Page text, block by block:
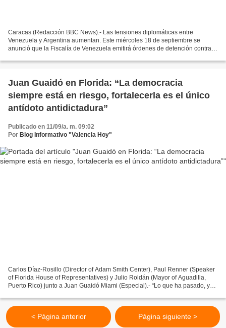
Caracas (Redacción BBC News).- Las tensiones diplomáticas entre
Venezuela y Argentina aumentan. Este miércoles 18 de septiembre se
anunció que la Fiscalía de Venezuela emitirá órdenes de detención contra el
Juan Guaidó en Florida: “La democracia
siempre está en riesgo, fortalecerla es el único
antídoto antidictadura”
Publicado en 11/09/a. m. 09:02
Por Blog Informativo "Valencia Hoy"
Carlos Díaz-Rosillo (Director of Adam Smith Center), Paul Renner (Speaker
of Florida House of Representatives) y Julio Roldán (Mayor of Aguadilla,
Puerto Rico) junto a Juan Guaidó Miami (Especial).- “Lo que ha pasado, y
< Página anterior Página siguiente >